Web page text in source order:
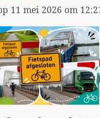
11 mei 2026 om